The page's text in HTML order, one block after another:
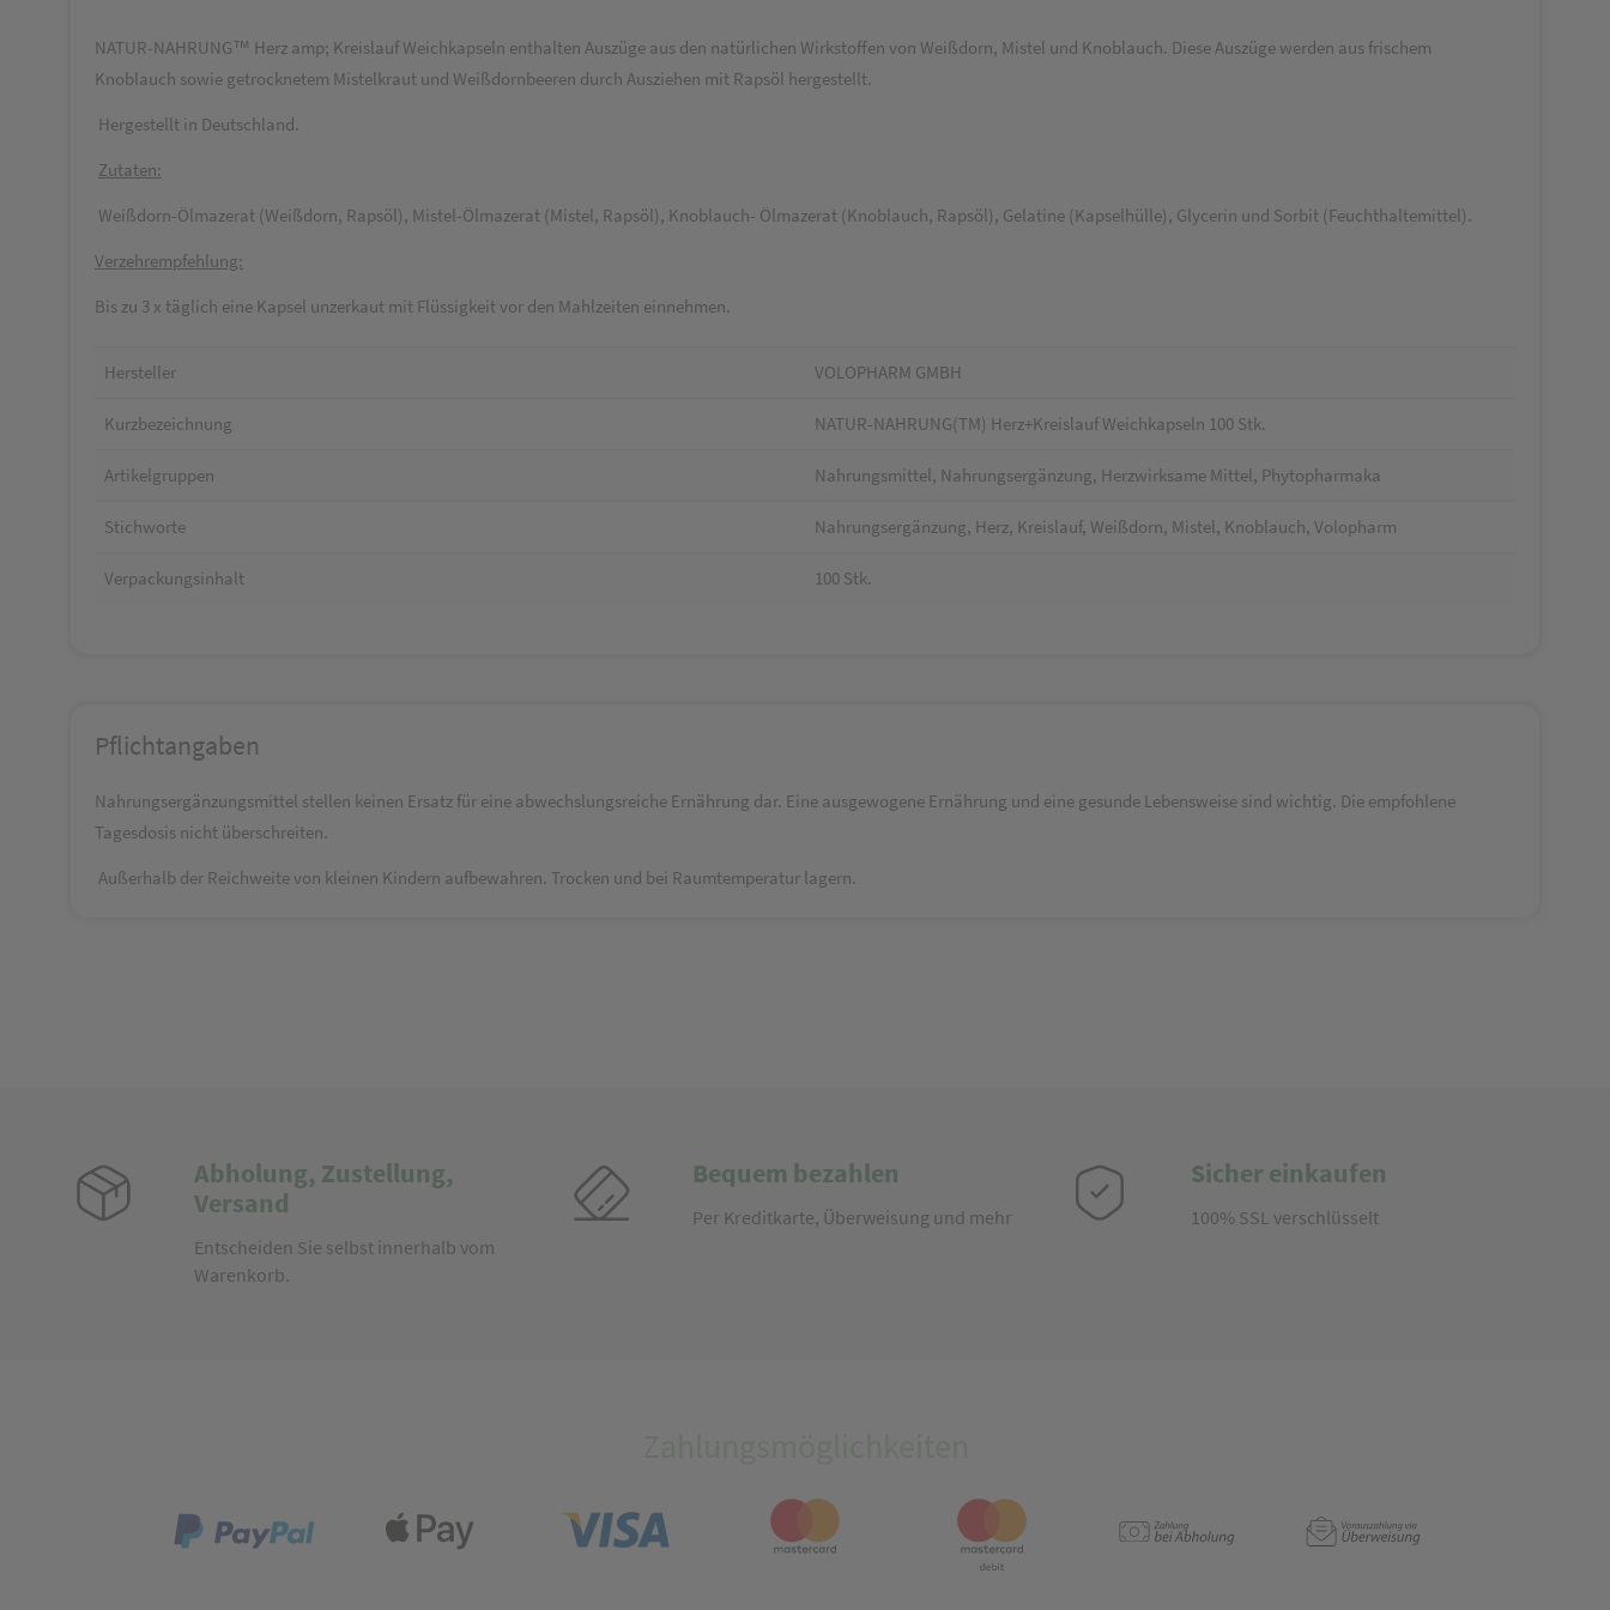
NATUR-NAHRUNG™ Herz amp; Kreislauf Weichkapseln enthalten Auszüge aus den natürlichen Wirkstoffen von Weißdorn, Mistel und Knoblauch. Diese Auszüge werden aus frischem
Knoblauch sowie getrocknetem Mistelkraut und Weißdornbeeren durch Ausziehen mit Rapsöl hergestellt.
Hergestellt in Deutschland.
Zutaten:
Weißdorn-Ölmazerat (Weißdorn, Rapsöl), Mistel-Ölmazerat (Mistel, Rapsöl), Knoblauch- Ölmazerat (Knoblauch, Rapsöl), Gelatine (Kapselhülle), Glycerin und Sorbit (Feuchthaltemittel).
Verzehrempfehlung:
Bis zu 3 x täglich eine Kapsel unzerkaut mit Flüssigkeit vor den Mahlzeiten einnehmen.
Hersteller VOLOPHARM GMBH
Kurzbezeichnung NATUR-NAHRUNG(TM) Herz+Kreislauf Weichkapseln 100 Stk.
Artikelgruppen Nahrungsmittel, Nahrungsergänzung, Herzwirksame Mittel, Phytopharmaka
Stichworte Nahrungsergänzung, Herz, Kreislauf, Weißdorn, Mistel, Knoblauch, Volopharm
Verpackungsinhalt 100 Stk.
Pflichtangaben
Nahrungsergänzungsmittel stellen keinen Ersatz für eine abwechslungsreiche Ernährung dar. Eine ausgewogene Ernährung und eine gesunde Lebensweise sind wichtig. Die empfohlene
Tagesdosis nicht überschreiten.
Außerhalb der Reichweite von kleinen Kindern aufbewahren. Trocken und bei Raum­temperatur lagern.
Abholung, Zustellung,
Versand
Entscheiden Sie selbst innerhalb vom
Warenkorb.
Bequem bezahlen
Per Kreditkarte, Überweisung und mehr
Sicher einkaufen
100% SSL verschlüsselt